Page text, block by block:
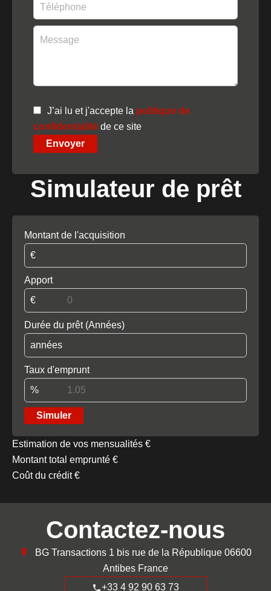
J’ai lu et j'accepte la politique de
confidentialité de ce site
Envoyer
Simulateur de prêt
Montant de l'acquisition
€
Apport
€
Durée du prêt (Années)
années
Taux d'emprunt
%
Simuler
Estimation de vos mensualités €
Montant total emprunté €
Coût du crédit€
Contactez-nous
BG Transactions 1 bis rue de la République 06600
Antibes France
+33 4 92 90 63 73